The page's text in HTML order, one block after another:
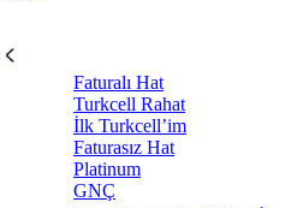
Faturalı Hat
Turkcell Rahat
İlk Turkcell’im
Faturasız Hat
Platinum
GNÇ